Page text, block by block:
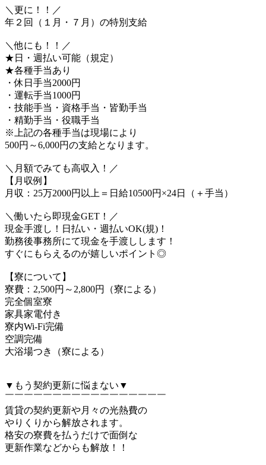
＼更に！！／
年２回（１月・７月）の特別支給
＼他にも！！／
★日・週払い可能（規定）
★各種手当あり
・休日手当2000円
・運転手当1000円
・技能手当・資格手当・皆勤手当
・精勤手当・役職手当
※上記の各種手当は現場により
500円～6,000円の支給となります。
＼月額でみても高収入！／
【月収例】
月収：25万2000円以上＝日給10500円×24日（＋手当）
＼働いたら即現金GET！／
現金手渡し！日払い・週払いOK(規)！
勤務後事務所にて現金を手渡しします！
すぐにもらえるのが嬉しいポイント◎
【寮について】
寮費：2,500円～2,800円（寮による）
完全個室寮
家具家電付き
寮内Wi-Fi完備
空調完備
大浴場つき（寮による）
▼もう契約更新に悩まない▼
￣￣￣￣￣￣￣￣￣￣￣￣￣￣￣￣￣
賃貸の契約更新や月々の光熱費の
やりくりから解放されます。
格安の寮費を払うだけで面倒な
更新作業などからも解放！！